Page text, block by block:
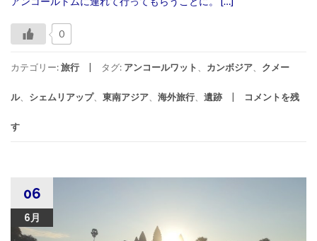
0
カテゴリー:旅行 タグ: アンコールワット、 カンボジア、 クメー
ル、 シェムリアップ、 東南アジア、 海外旅行、 遺跡 コメントを残
す
06
6月